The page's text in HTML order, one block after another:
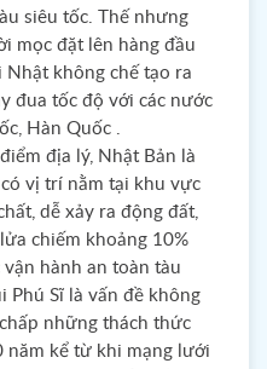
siêu tốc. Thế nhưng
mọc đặt lên hàng đầu
không chế tạo ra
đua tốc độ với các nước
Hàn Quốc .
địa lý, Nhật Bản là
vị trí nằm tại khu vực
dễ xảy ra động đất,
chiếm khoảng 10%
hành an toàn tàu
Phú Sĩ là vấn đề không
những thách thức
năm kể từ khi mạng lưới